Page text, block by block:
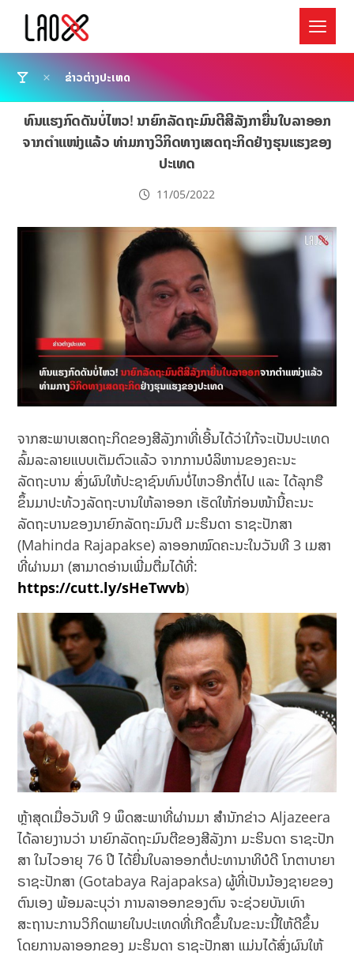
ຂ່າວຕ່າງປະເທດ
ທົນແຮງກົດດັນບໍ່ໄຫວ! ນາຍົກລັດຖະມົນຕີສີລັງກາຍື່ນໃບລາອອກ
ຈາກຕໍາແໜ່ງແລ້ວ ທ່າມກາງວິກິດທາງເສດຖະກິດຢ່າງຮຸນແຮງຂອງ
ປະເທດ
11/05/2022
ຈາກສະພາບເສດຖະກິດຂອງສີລັງກາທີ່ເອີ້ນໄດ້ວ່າໃກ້ຈະເປັນປະເທດ
ລົ້ມລະລາຍແບບເຕັມຕົວແລ້ວ ຈາກການບໍລິຫານຂອງຄະນະ
ລັດຖະບານ ສົ່ງຜົນໃຫ້ປະຊາຊົນທົນບໍ່ໄຫວອີກຕໍ່ໄປ ແລະ ໄດ້ລຸກຮື
ຂຶ້ນມາປະທ້ວງລັດຖະບານໃຫ້ລາອອກ ເຮັດໃຫ້ກ່ອນໜ້ານີ້ຄະນະ
ລັດຖະບານຂອງນາຍົກລັດຖະມົນຕີ ມະຮິນດາ ຣາຊະປັກສາ
(Mahinda Rajapakse) ລາອອກໝົດຄະນະໃນວັນທີ 3 ເມສາ
ທີ່ຜ່ານມາ (ສາມາດອ່ານເພີ່ມຕື່ມໄດ້ທີ່:
https://cutt.ly/sHeTwvb)
ຫຼ້າສຸດເມື່ອວັນທີ 9 ພຶດສະພາທີ່ຜ່ານມາ ສຳນັກຂ່າວ Aljazeera
ໄດ້ລາຍງານວ່າ ນາຍົກລັດຖະມົນຕີຂອງສີລັງກາ ມະຮິນດາ ຣາຊະປັກ
ສາ ໃນໄວອາຍຸ 76 ປີ ໄດ້ຍື່ນໃບລາອອກຕໍ່ປະທານາທິບໍດີ ໂກຕາບາຍາ
ຣາຊະປັກສາ (Gotabaya Rajapaksa) ຜູ້ທີ່ເປັນນ້ອງຊາຍຂອງ
ຕົນເອງ ພ້ອມລະບຸວ່າ ການລາອອກຂອງຕົນ ຈະຊ່ວຍບັນເທົາ
ສະຖານະການວິກິດພາຍໃນປະເທດທີ່ເກີດຂຶ້ນໃນຂະນະນີ້ໃຫ້ດີຂຶ້ນ
ໂດຍການລາອອກຂອງ ມະຮິນດາ ຣາຊະປັກສາ ແມ່ນໄດ້ສົ່ງຜົນໃຫ້